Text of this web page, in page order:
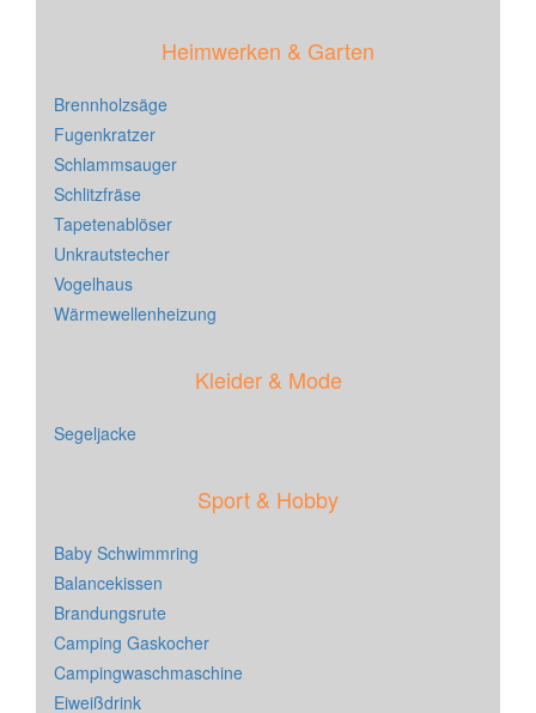
Heimwerken & Garten
Brennholzsäge
Fugenkratzer
Schlammsauger
Schlitzfräse
Tapetenablöser
Unkrautstecher
Vogelhaus
Wärmewellenheizung
Kleider & Mode
Segeljacke
Sport & Hobby
Baby Schwimmring
Balancekissen
Brandungsrute
Camping Gaskocher
Campingwaschmaschine
Eiweißdrink